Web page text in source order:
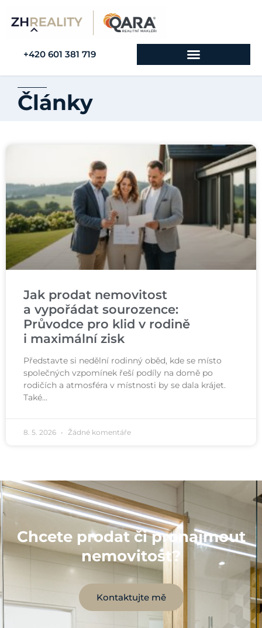
+420 601 381 719
Články
Jak prodat nemovitost
a vypořádat sourozence:
Průvodce pro klid v rodině
i maximální zisk
Představte si nedělní rodinný oběd, kde se místo
společných vzpomínek řeší podíly na domě po
rodičích a atmosféra v místnosti by se dala krájet.
Také…
8. 5. 2026 Žádné komentáře
Chcete prodat či pronajmout
nemovitost?
Kontaktujte mě